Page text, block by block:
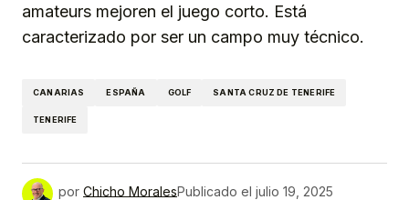
amateurs mejoren el juego corto. Está
caracterizado por ser un campo muy técnico.
CANARIAS ESPAÑA GOLF SANTA CRUZ DE TENERIFE
TENERIFE
por Chicho MoralesPublicado el julio 19, 2025